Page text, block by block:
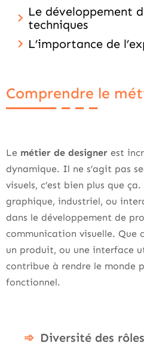
Le développement
techniques
L’importance de
Comprendre le
Le métier de designer est
dynamique. Il ne s’agit pas
visuels, c’est bien plus que
graphique, industriel, ou
dans le développement de
communication visuelle. Que
un produit, ou une interface
contribue à rendre le monde
fonctionnel.
Diversité des